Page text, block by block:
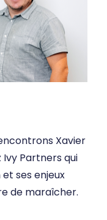
Xavier
Partners qui
ses enjeux
de maraîcher.